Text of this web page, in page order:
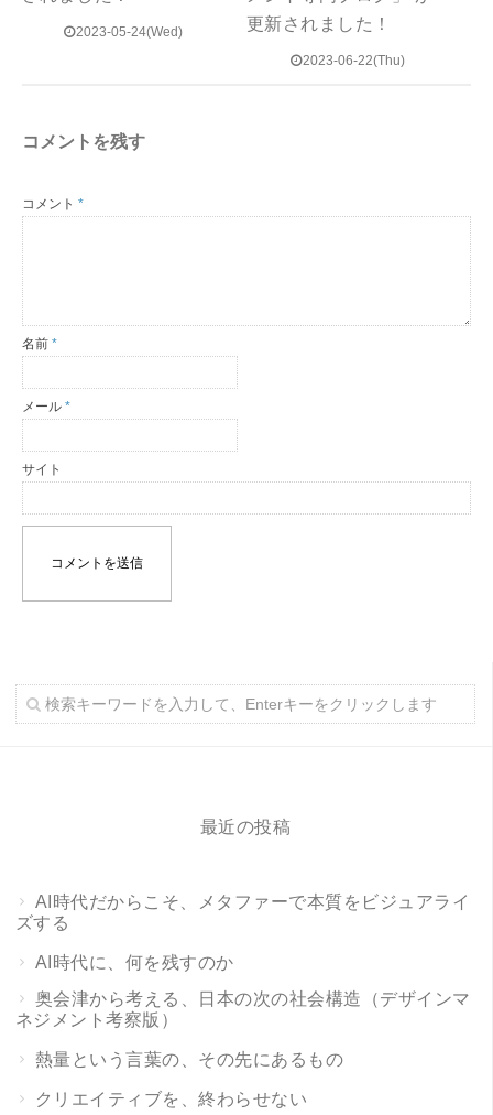
2023-05-24(Wed)
更新されました！
2023-06-22(Thu)
コメントを残す
コメント *
名前 *
メール *
サイト
最近の投稿
AI時代だからこそ、メタファーで本質をビジュアライ
ズする
AI時代に、何を残すのか
奥会津から考える、日本の次の社会構造（デザインマ
ネジメント考察版）
熱量という言葉の、その先にあるもの
クリエイティブを、終わらせない